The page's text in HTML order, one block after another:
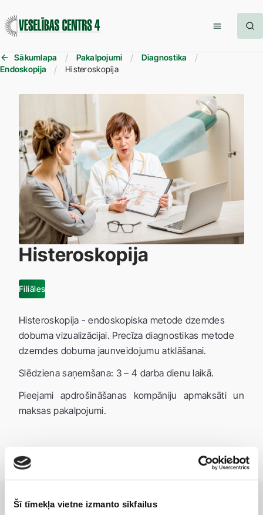
Šī tīmekļa vietne izmanto sīkfailus
Sākumlapa Pakalpojumi
Diagnostika
Endoskopija
Histeroskopija
Histeroskopija
Filiāles
Histeroskopija - endoskopiska metode dzemdes
dobuma vizualizācijai. Precīza diagnostikas metode
dzemdes dobuma jaunveidojumu atklāšanai.
Slēdziena saņemšana: 3 – 4 darba dienu laikā.
Pieejami apdrošināšanas kompāniju apmaksāti un
maksas pakalpojumi.